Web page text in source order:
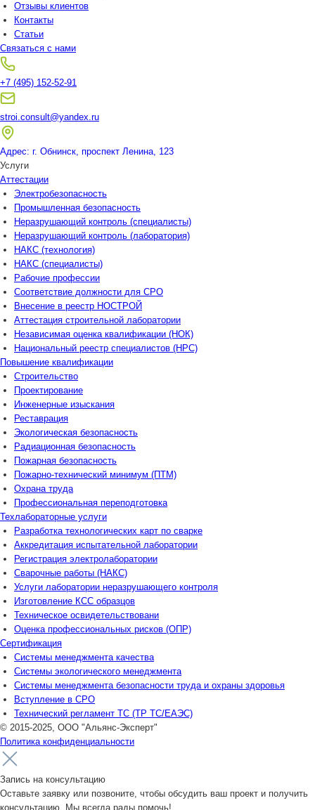
Отзывы клиентов
Контакты
Статьи
Связаться с нами
+7 (495) 152-52-91
stroi.consult@yandex.ru
Адрес: г. Обнинск, проспект Ленина, 123
Услуги
Аттестации
Электробезопасность
Промышленная безопасность
Неразрушающий контроль (специалисты)
Неразрушающий контроль (лаборатория)
НАКС (технология)
НАКС (специалисты)
Рабочие профессии
Соответствие должности для СРО
Внесение в реестр НОСТРОЙ
Аттестация строительной лаборатории
Независимая оценка квалификации (НОК)
Национальный реестр специалистов (НРС)
Повышение квалификации
Строительство
Проектирование
Инженерные изыскания
Реставрация
Экологическая безопасность
Радиационная безопасность
Пожарная безопасность
Пожарно-технический минимум (ПТМ)
Охрана труда
Профессиональная переподготовка
Техлабораторные услуги
Разработка технологических карт по сварке
Аккредитация испытательной лаборатории
Регистрация электролаборатории
Сварочные работы (НАКС)
Услуги лаборатории неразрушающего контроля
Изготовление КСС образцов
Техническое освидетельствовани
Оценка профессиональных рисков (ОПР)
Сертификация
Системы менеджмента качества
Системы экологического менеджмента
Системы менеджмента безопасности труда и охраны здоровья
Вступление в СРО
Технический регламент ТС (ТР ТС/ЕАЭС)
© 2015-2025, ООО "Альянс-Эксперт"
Политика конфиденциальности
Запись на консультацию
Оставьте заявку или позвоните, чтобы обсудить ваш проект и получить
консультацию. Мы всегда рады помочь!